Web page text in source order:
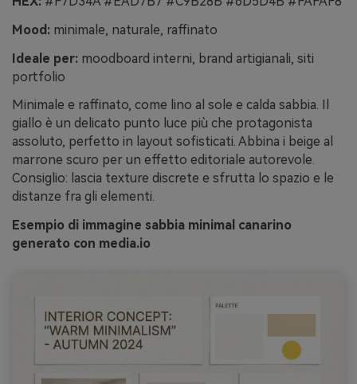
Mood: minimale, naturale, raffinato
Ideale per: moodboard interni, brand artigianali, siti
portfolio
Minimale e raffinato, come lino al sole e calda sabbia. Il
giallo è un delicato punto luce più che protagonista
assoluto, perfetto in layout sofisticati. Abbina i beige al
marrone scuro per un effetto editoriale autorevole.
Consiglio: lascia texture discrete e sfrutta lo spazio e le
distanze fra gli elementi.
Esempio di immagine sabbia minimal canarino
generato con media.io